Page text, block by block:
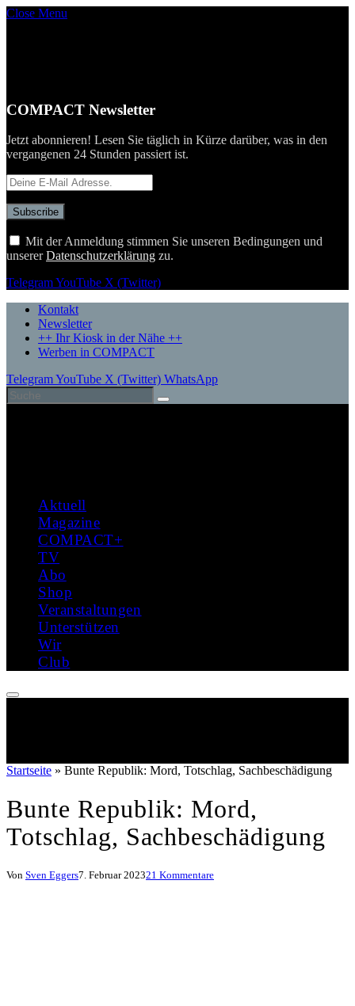
Close Menu
COMPACT Newsletter
Jetzt abonnieren! Lesen Sie täglich in Kürze darüber, was in den
vergangenen 24 Stunden passiert ist.
Mit der Anmeldung stimmen Sie unseren Bedingungen und
unsererDatenschutzerklärung zu.
TelegramYouTube X (Twitter)
Kontakt
Newsletter
++ Ihr Kiosk in der Nähe ++
Werben in COMPACT
TelegramYouTube X (Twitter) WhatsApp
Aktuell
Magazine
COMPACT+
TV
Abo
Shop
Veranstaltungen
Unterstützen
Wir
Club
Startseite » Bunte Republik: Mord, Totschlag, Sachbeschädigung
Bunte Republik: Mord,
Totschlag, Sachbeschädigung
Von Sven Eggers7. Februar 202321 Kommentare